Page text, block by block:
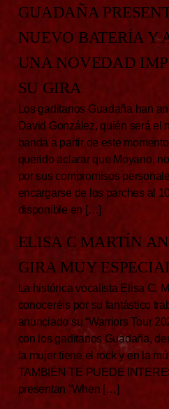
GUADAÑA
NUEVO BATERÍA Y
UNA NOVEDAD
SU GIRA
Los gaditanos Guadaña han
David González, quién será el
banda a partir de este
querido aclarar que Moyano,
por sus compromisos
encargarse de los parches al
disponible en […]
ELISA C MARTÍN
GIRA MUY
La histórica vocalista Elisa C.
conoceréis por su fantástico
anunciado su “Warriors Tour
con los gaditanos Guadaña,
la mujer tiene el rock y en la
TAMBIÉN TE PUEDE
presentan “When […]